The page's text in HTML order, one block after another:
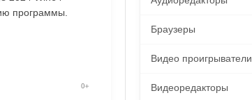
программы.
Браузеры
Видео проигрыватели
Видеоредакторы